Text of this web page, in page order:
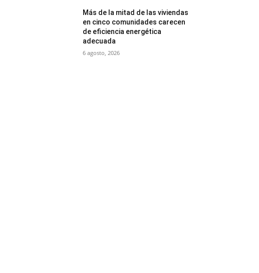
Más de la mitad de las viviendas
en cinco comunidades carecen
de eficiencia energética
adecuada
6 agosto, 2026